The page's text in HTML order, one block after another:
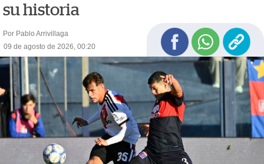
su historia
Por Pablo Arrivillaga
09 de agosto de 2026, 00:20